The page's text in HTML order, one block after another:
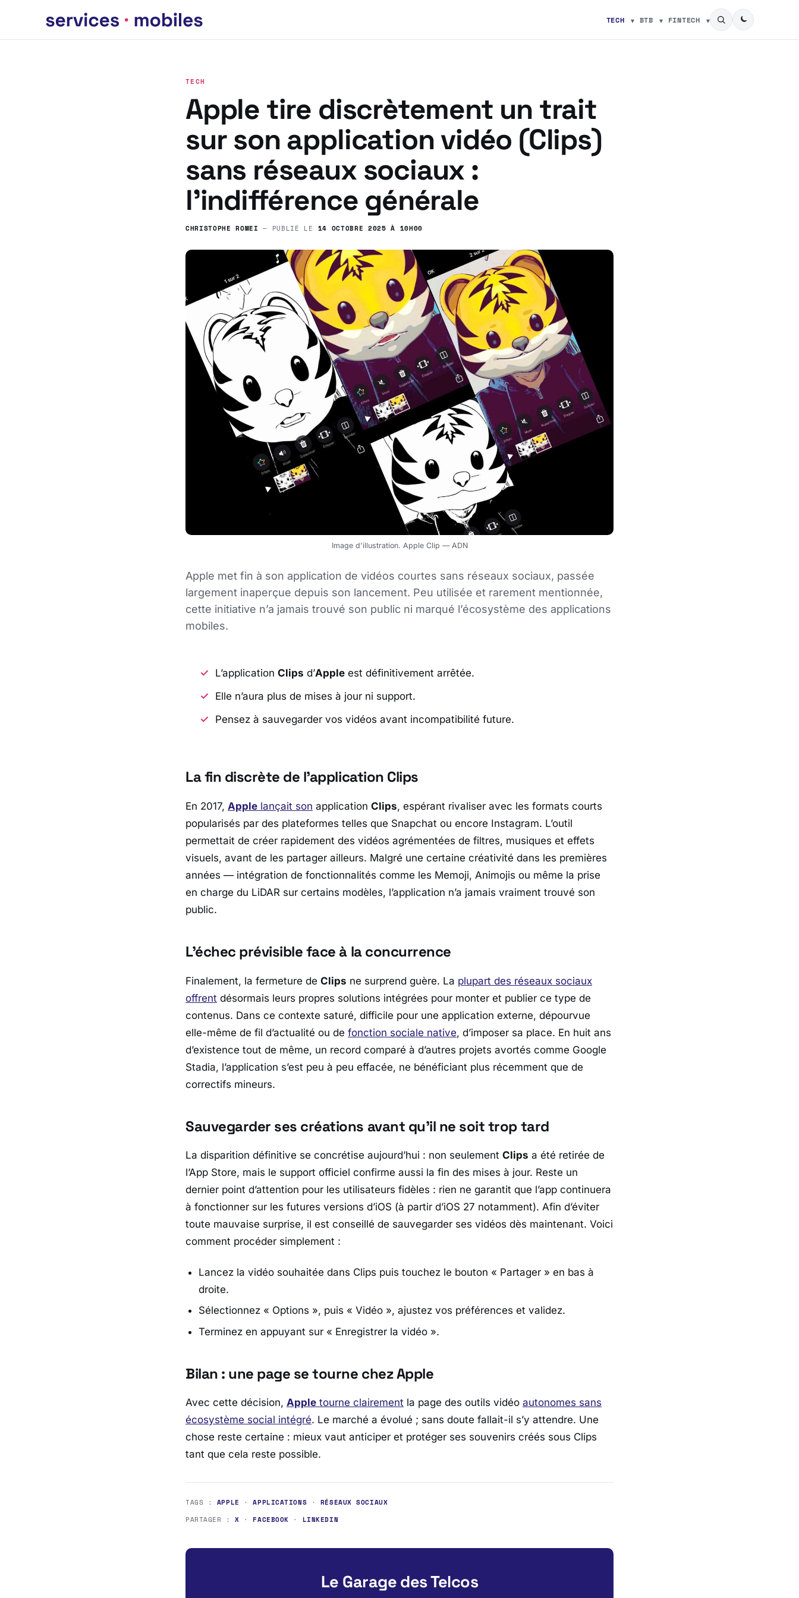
TECH BTB FINTECH
TECH
Apple tire discrètement un trait
sur son application vidéo (Clips)
sans réseaux sociaux :
l’indifférence générale
CHRISTOPHE ROMEI — PUBLIÉ LE 14 OCTOBRE 2025 À 10H00
Image d'illustration. Apple Clip — ADN
Apple met fin à son application de vidéos courtes sans réseaux sociaux, passée
largement inaperçue depuis son lancement. Peu utilisée et rarement mentionnée,
cette initiative n’a jamais trouvé son public ni marqué l’écosystème des applications
mobiles.
L’application Clips d’Appleest définitivement arrêtée.
Elle n’aura plus de mises à jour ni support.
Pensez à sauvegarder vos vidéos avant incompatibilité future.
La fin discrète de l’application Clips
En 2017, Apple lançait son application Clips, espérant rivaliser avec les formats courts
popularisés par des plateformes telles que Snapchat ou encore Instagram. L’outil
permettait de créer rapidement des vidéos agrémentées de filtres, musiques et effets
visuels, avant de les partager ailleurs. Malgré une certaine créativité dans les premières
années — intégration de fonctionnalités comme les Memoji, Animojis ou même la prise
en charge du LiDAR sur certains modèles, l’application n’a jamais vraiment trouvé son
public.
L’échec prévisible face à la concurrence
Finalement, la fermeture de Clips ne surprend guère. La plupart des réseaux sociaux
offrent désormais leurs propres solutions intégrées pour monter et publier ce type de
contenus. Dans ce contexte saturé, difficile pour une application externe, dépourvue
elle-même de fil d’actualité ou de fonction sociale native, d’imposer sa place. En huit ans
d’existence tout de même, un record comparé à d’autres projets avortés comme Google
Stadia, l’application s’est peu à peu effacée, ne bénéficiant plus récemment que de
correctifs mineurs.
Sauvegarder ses créations avant qu’il ne soit trop tard
La disparition définitive se concrétise aujourd’hui : non seulement Clips a été retirée de
l’App Store, mais le support officiel confirme aussi la fin des mises à jour. Reste un
dernier point d’attention pour les utilisateurs fidèles : rien ne garantit que l’app continuera
à fonctionner sur les futures versions d’iOS (à partir d’iOS 27 notamment). Afin d’éviter
toute mauvaise surprise, il est conseillé de sauvegarder ses vidéos dès maintenant. Voici
comment procéder simplement :
Lancez la vidéo souhaitée dans Clips puis touchez le bouton « Partager » en bas à
droite.
Sélectionnez « Options », puis « Vidéo », ajustez vos préférences et validez.
Terminez en appuyant sur « Enregistrer la vidéo ».
Bilan : une page se tourne chez Apple
Avec cette décision, Apple tourne clairement la page des outils vidéo autonomes sans
écosystème social intégré. Le marché a évolué ; sans doute fallait-il s’y attendre. Une
chose reste certaine : mieux vaut anticiper et protéger ses souvenirs créés sous Clips
tant que cela reste possible.
TAGS : APPLE ·APPLICATIONS · RÉSEAUX SOCIAUX
PARTAGER :X · FACEBOOK · LINKEDIN
Le Garage des Telcos